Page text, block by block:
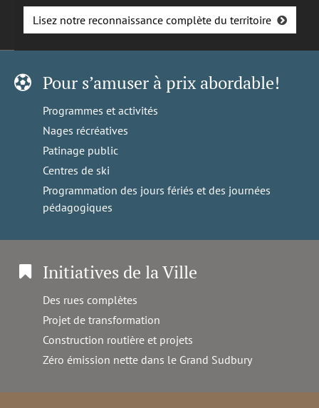
Lisez notre reconnaissance complète du territoire
Pour s’amuser à prix abordable!
Programmes et activités
Nages récréatives
Patinage public
Centres de ski
Programmation des jours fériés et des journées
pédagogiques
Initiatives de la Ville
Des rues complètes
Projet de transformation
Construction routière et projets
Zéro émission nette dans le Grand Sudbury